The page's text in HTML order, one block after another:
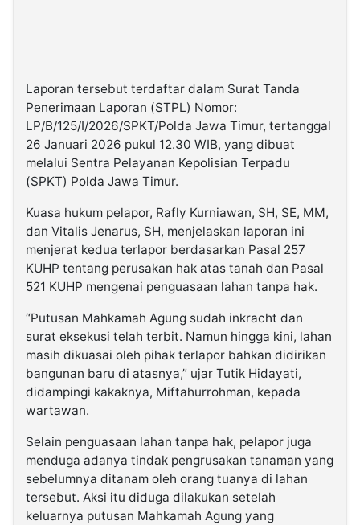
Laporan tersebut terdaftar dalam Surat Tanda
Penerimaan Laporan (STPL) Nomor:
LP/B/125/I/2026/SPKT/Polda Jawa Timur, tertanggal
26 Januari 2026 pukul 12.30 WIB, yang dibuat
melalui Sentra Pelayanan Kepolisian Terpadu
(SPKT) Polda Jawa Timur.
Kuasa hukum pelapor, Rafly Kurniawan, SH, SE, MM,
dan Vitalis Jenarus, SH, menjelaskan laporan ini
menjerat kedua terlapor berdasarkan Pasal 257
KUHP tentang perusakan hak atas tanah dan Pasal
521 KUHP mengenai penguasaan lahan tanpa hak.
“Putusan Mahkamah Agung sudah inkracht dan
surat eksekusi telah terbit. Namun hingga kini, lahan
masih dikuasai oleh pihak terlapor bahkan didirikan
bangunan baru di atasnya,” ujar Tutik Hidayati,
didampingi kakaknya, Miftahurrohman, kepada
wartawan.
Selain penguasaan lahan tanpa hak, pelapor juga
menduga adanya tindak pengrusakan tanaman yang
sebelumnya ditanam oleh orang tuanya di lahan
tersebut. Aksi itu diduga dilakukan setelah
keluarnya putusan Mahkamah Agung yang